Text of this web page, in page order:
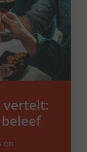
vertelt:
en